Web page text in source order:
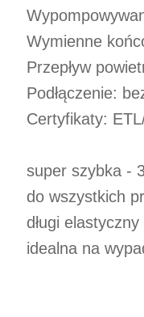
Wymienne
Przepływ
Podłączenie:
Certyfikaty:
super szybka -
do wszystkich
długi
idealna na